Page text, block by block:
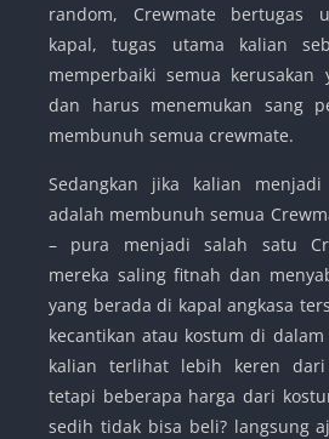
random, Crewmate bertugas
kapal, tugas utama kalian
memperbaiki semua
dan harus menemukan sang
membunuh semua crewmate.
Sedangkan jika kalian
adalah membunuh semua
– pura menjadi salah satu
mereka saling fitnah dan
yang berada di kapal angkasa
kecantikan atau kostum di
kalian terlihat lebih keren
tetapi beberapa harga dari
sedih tidak bisa beli? langsung